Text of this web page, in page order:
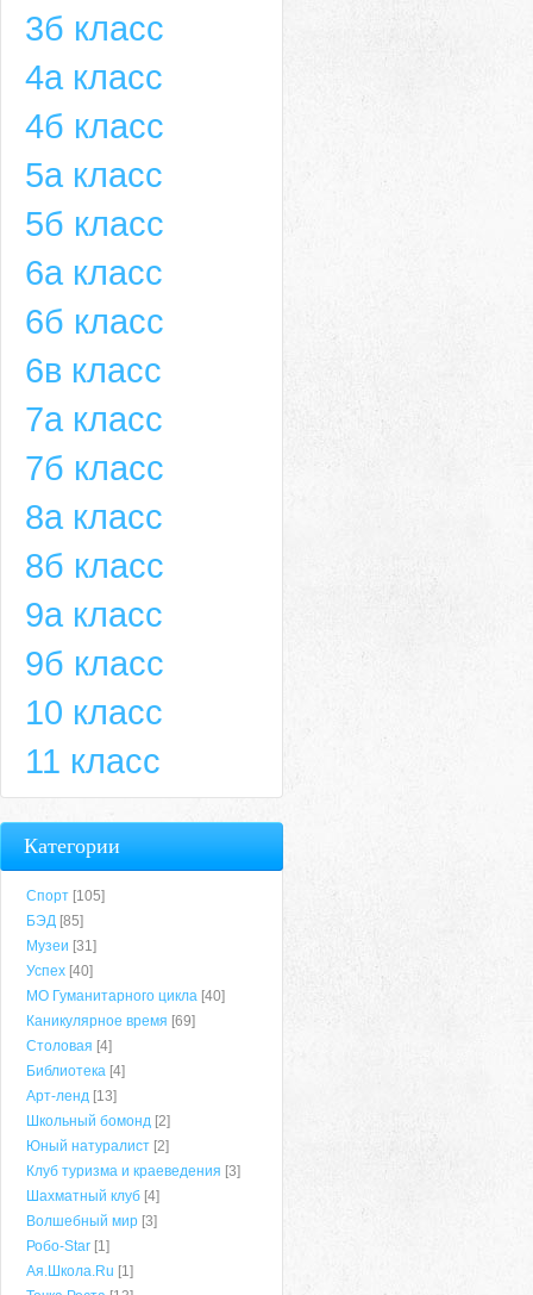
3б класс
4а класс
4б класс
5а класс
5б класс
6а класс
6б класс
6в класс
7а класс
7б класс
8а класс
8б класс
9а класс
9б класс
10 класс
11 класс
Категории
Спорт [105]
БЭД [85]
Музеи [31]
Успех [40]
МО Гуманитарного цикла [40]
Каникулярное время [69]
Столовая [4]
Библиотека [4]
Арт-ленд [13]
Школьный бомонд [2]
Юный натуралист [2]
Клуб туризма и краеведения [3]
Шахматный клуб [4]
Волшебный мир [3]
Робо-Star [1]
Ая.Школа.Ru [1]